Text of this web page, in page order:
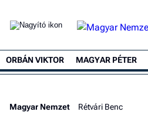
ORBÁN VIKTOR MAGYAR PÉTER
Magyar Nemzet Rétvári Benc